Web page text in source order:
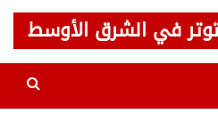
في الشرق الأوسط